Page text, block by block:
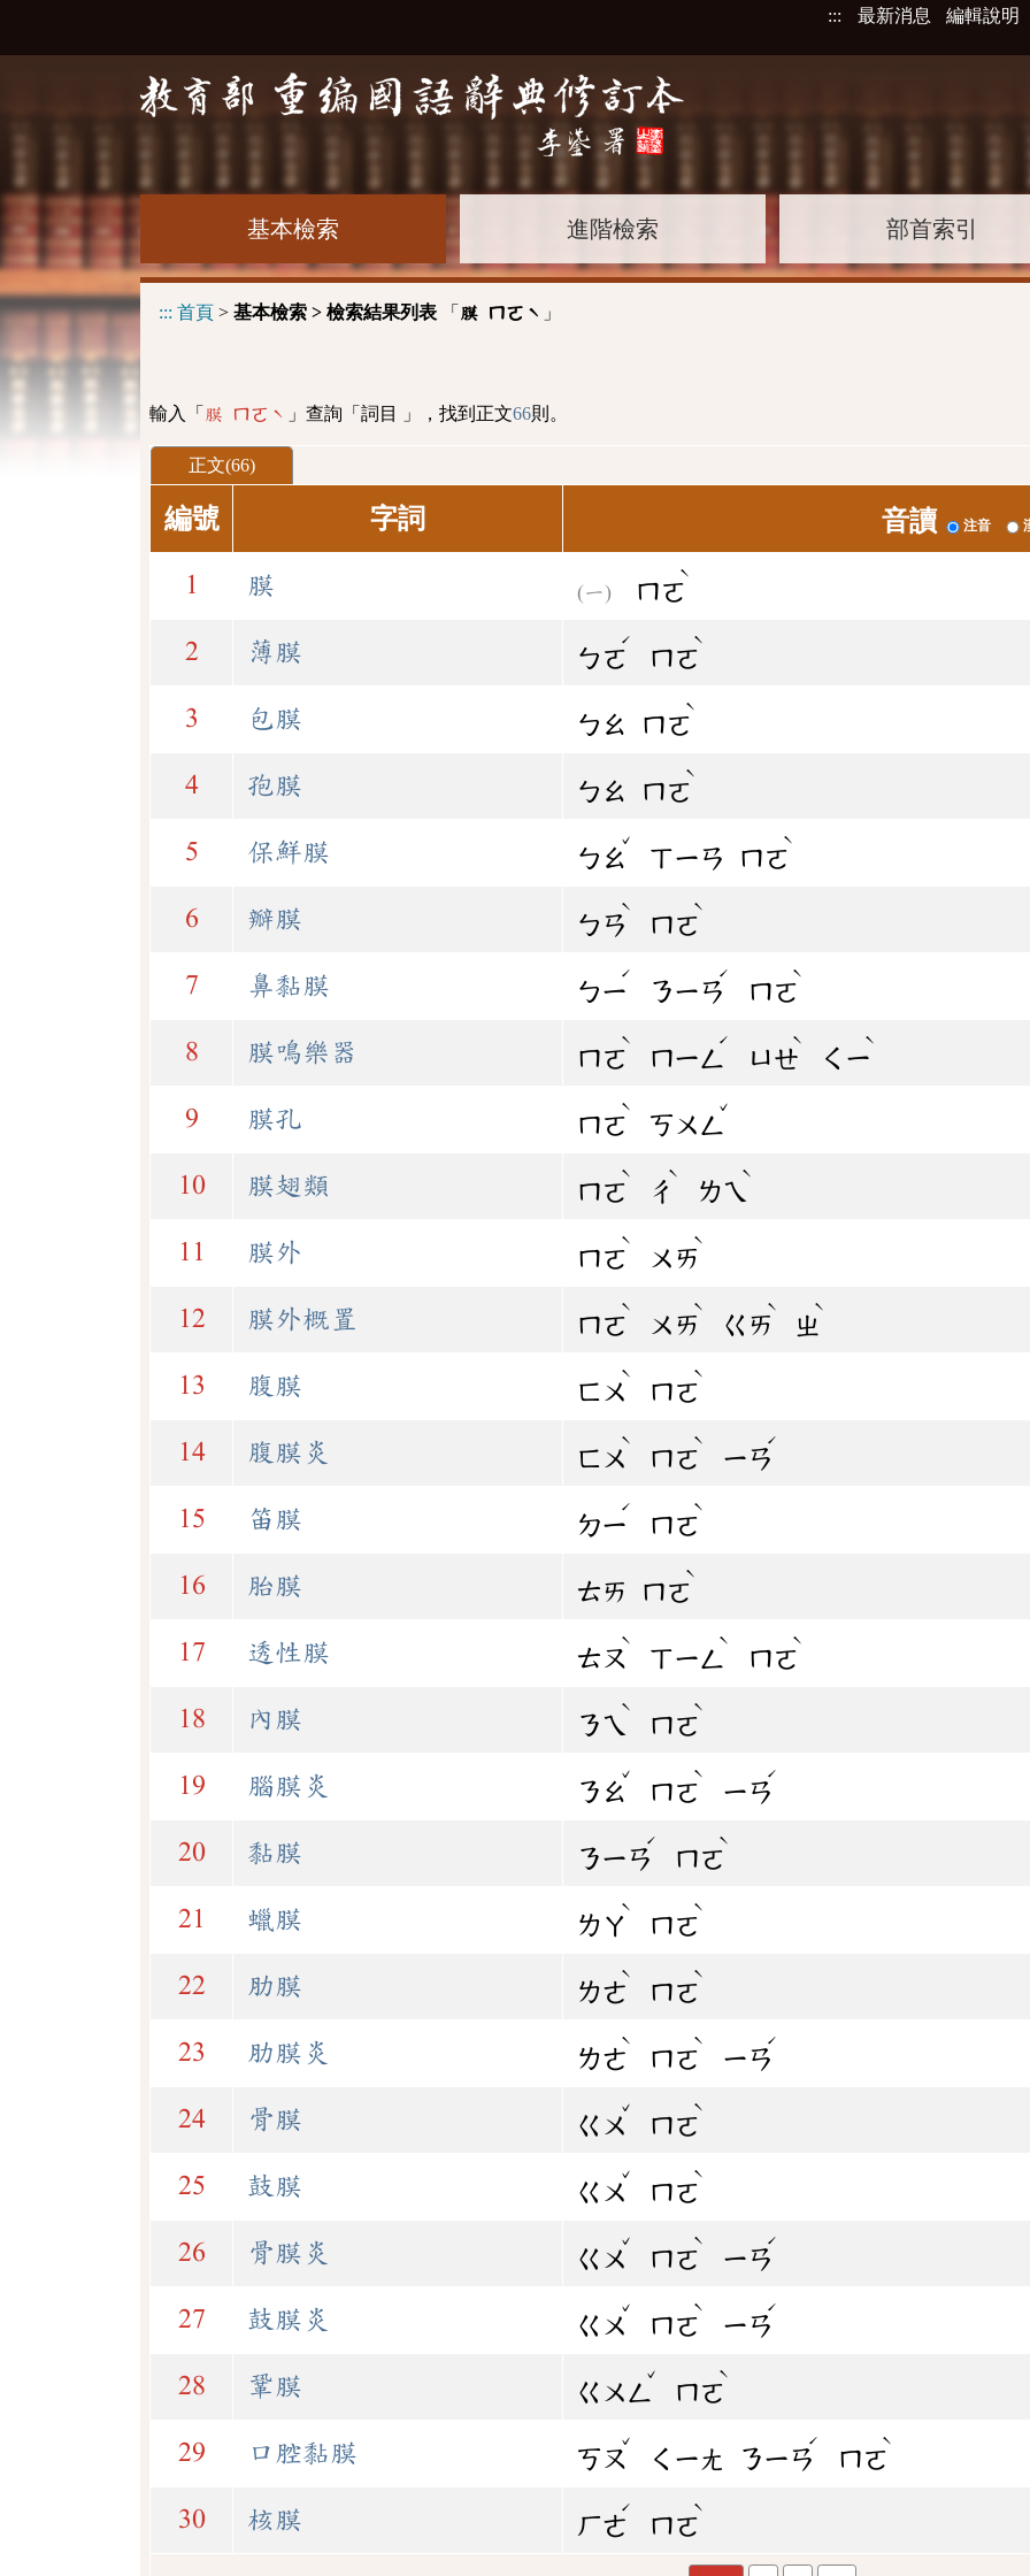
::: 最新消息 編輯說明
基本檢索 進階檢索 部首索引
::: 首頁 > 基本檢索 > 檢索結果列表 「 膜 ㄇㄛˋ 」
輸入「 膜 ㄇㄛˋ 」查詢「詞目 」，找到正文66則。
正文(66)
編號 字詞 音讀 注音
1 膜 ㄇㄛ
ˋ
2 薄膜 ㄅㄛ
ˊ
ㄇㄛ
ˋ
3 包膜 ㄅㄠ ㄇㄛ
ˋ
4 孢膜 ㄅㄠ ㄇㄛ
ˋ
5 保鮮膜 ㄅㄠ
ˇ
ㄒㄧㄢ ㄇㄛ
ˋ
6 瓣膜 ㄅㄢ
ˋ
ㄇㄛ
ˋ
7 鼻黏膜 ㄅㄧ
ˊ
ㄋㄧㄢ
ˊ
ㄇㄛ
ˋ
8 膜鳴樂器 ㄇㄛ
ˋ
ㄇㄧㄥ
ˊ
ㄩㄝ
ˋ
ㄑㄧ
ˋ
9 膜孔 ㄇㄛ
ˋ
ㄎㄨㄥ
ˇ
10 膜翅類 ㄇㄛ
ˋ
ㄔ
ˋ
ㄌㄟ
ˋ
11 膜外 ㄇㄛ
ˋ
ㄨㄞ
ˋ
12 膜外概置 ㄇㄛ
ˋ
ㄨㄞ
ˋ
ㄍㄞ
ˋ
ㄓ
ˋ
13 腹膜 ㄈㄨ
ˋ
ㄇㄛ
ˋ
14 腹膜炎 ㄈㄨ
ˋ
ㄇㄛ
ˋ
ㄧㄢ
ˊ
15 笛膜 ㄉㄧ
ˊ
ㄇㄛ
ˋ
16 胎膜 ㄊㄞ ㄇㄛ
ˋ
17 透性膜 ㄊㄡ
ˋ
ㄒㄧㄥ
ˋ
ㄇㄛ
ˋ
18 內膜 ㄋㄟ
ˋ
ㄇㄛ
ˋ
19 腦膜炎 ㄋㄠ
ˇ
ㄇㄛ
ˋ
ㄧㄢ
ˊ
20 黏膜 ㄋㄧㄢ
ˊ
ㄇㄛ
ˋ
21 蠟膜 ㄌㄚ
ˋ
ㄇㄛ
ˋ
22 肋膜 ㄌㄜ
ˋ
ㄇㄛ
ˋ
23 肋膜炎 ㄌㄜ
ˋ
ㄇㄛ
ˋ
ㄧㄢ
ˊ
24 骨膜 ㄍㄨ
ˇ
ㄇㄛ
ˋ
25 鼓膜 ㄍㄨ
ˇ
ㄇㄛ
ˋ
26 骨膜炎 ㄍㄨ
ˇ
ㄇㄛ
ˋ
ㄧㄢ
ˊ
27 鼓膜炎 ㄍㄨ
ˇ
ㄇㄛ
ˋ
ㄧㄢ
ˊ
28 鞏膜 ㄍㄨㄥ
ˇ
ㄇㄛ
ˋ
29 口腔黏膜 ㄎㄡ
ˇ
ㄑㄧㄤ ㄋㄧㄢ
ˊ
ㄇㄛ
ˋ
30 核膜 ㄏㄜ
ˊ
ㄇㄛ
ˋ